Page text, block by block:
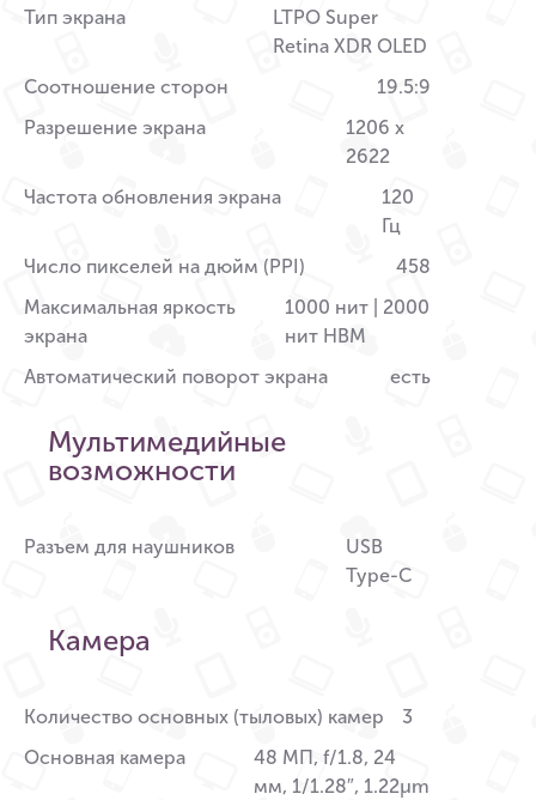
Тип экрана
LTPO Super
Retina XDR OLED
Соотношение сторон
19.5:9
Разрешение экрана
1206 x
2622
Частота обновления экрана
120
Гц
Число пикселей на дюйм (PPI)
458
Максимальная яркость
экрана
1000 нит | 2000
нит HBM
Автоматический поворот экрана
есть
Мультимедийные
возможности
Разъем для наушников
USB
Type-C
Камера
Количество основных (тыловых) камер
3
Основная камера
48 МП, f/1.8, 24
мм, 1/1.28″, 1.22µm